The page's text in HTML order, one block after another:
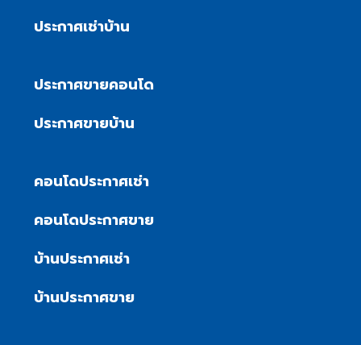
ประกาศเช่าบ้าน
ประกาศขายคอนโด
ประกาศขายบ้าน
คอนโดประกาศเช่า
คอนโดประกาศขาย
บ้านประกาศเช่า
บ้านประกาศขาย